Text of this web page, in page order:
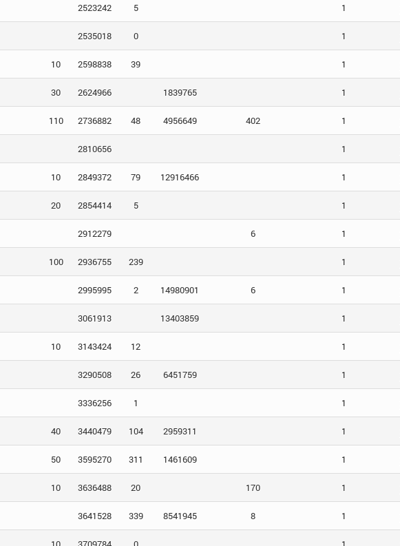
2523242 5 1
2535018 0 1
10 2598838 39 1
30 2624966 1839765 1
110 2736882 48 4956649 402 1
2810656 1
10 2849372 79 12916466 1
20 2854414 5 1
2912279 6 1
100 2936755 239 1
2995995 2 14980901 6 1
3061913 13403859 1
10 3143424 12 1
3290508 26 6451759 1
3336256 1 1
40 3440479 104 2959311 1
50 3595270 311 1461609 1
10 3636488 20 170 1
3641528 339 8541945 8 1